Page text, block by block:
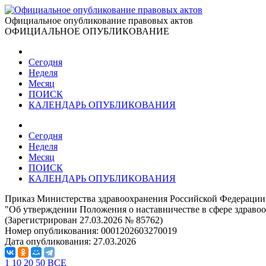
Официальное опубликование правовых актов
ОФИЦИАЛЬНОЕ ОПУБЛИКОВАНИЕ
Сегодня
Неделя
Месяц
ПОИСК
КАЛЕНДАРЬ ОПУБЛИКОВАНИЯ
Сегодня
Неделя
Месяц
ПОИСК
КАЛЕНДАРЬ ОПУБЛИКОВАНИЯ
Приказ Министерства здравоохранения Российской
"Об утверждении Положения о наставничестве в сфере
(Зарегистрирован 27.03.2026 № 85762)
Номер опубликования: 0001202603270019
Дата опубликования: 27.03.2026
1 10 20 50 ВСЕ